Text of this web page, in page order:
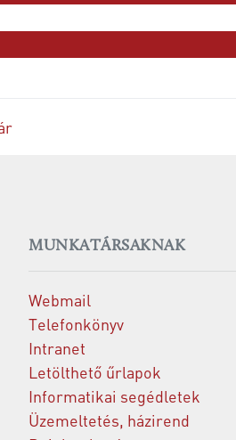
MUNKATÁRSAKNAK
Webmail
Telefonkönyv
Intranet
Letölthető űrlapok
Informatikai segédletek
Üzemeltetés, házirend